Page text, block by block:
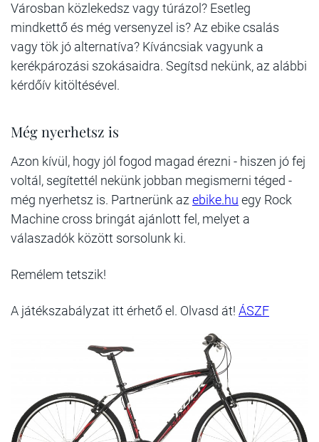
Városban közlekedsz vagy túrázol? Esetleg
mindkettő és még versenyzel is? Az ebike csalás
vagy tök jó alternatíva? Kíváncsiak vagyunk a
kerékpározási szokásaidra. Segítsd nekünk, az alábbi
kérdőív kitöltésével.
Még nyerhetsz is
Azon kívül, hogy jól fogod magad érezni - hiszen jó fej
voltál, segítettél nekünk jobban megismerni téged -
még nyerhetsz is. Partnerünk azebike.hu egy Rock
Machine cross bringát ajánlott fel, melyet a
válaszadók között sorsolunk ki.
Remélem tetszik!
A játékszabályzat itt érhető el. Olvasd át! ÁSZF